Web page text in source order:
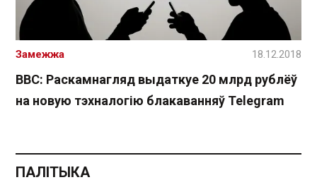
BBC: Раскамнагляд выдаткуе 20 млрд рублёў
на новую тэхналогію блакаванняў Telegram
Замежжа 18.12.2018
ПАЛІТЫКА